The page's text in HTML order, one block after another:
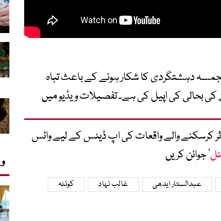
ایدھی کا 17 فٹ بلند مجمسہ دہشتگردی کا شکار ہونے کے باعث تباہ
کی اپیل کی ہے۔ تفصیلات ویڈیو میں
کرسکنے والے واقعات کی اپ ڈیٹس کے لیے واٹس
‘ جوائن کریں
عبدالستار ایدھی غالب نہاد کوئٹہ